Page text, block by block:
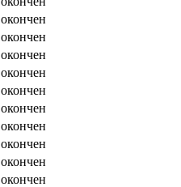
окончен
окончен
окончен
окончен
окончен
окончен
окончен
окончен
окончен
окончен